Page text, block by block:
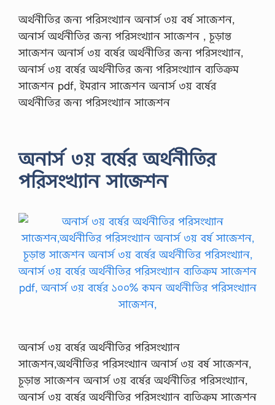
অর্থনীতির জন্য পরিসংখ্যান অনার্স ৩য় বর্ষ সাজেশন,
অনার্স অর্থনীতির জন্য পরিসংখ্যান সাজেশন , চূড়ান্ত
সাজেশন অনার্স ৩য় বর্ষের অর্থনীতির জন্য পরিসংখ্যান,
অনার্স ৩য় বর্ষের অর্থনীতির জন্য পরিসংখ্যান ব্যতিক্রম
সাজেশন pdf, ইমরান সাজেশন অনার্স ৩য় বর্ষের
অর্থনীতির জন্য পরিসংখ্যান সাজেশন
অনার্স ৩য় বর্ষের অর্থনীতির
পরিসংখ্যান সাজেশন
অনার্স ৩য় বর্ষের অর্থনীতির পরিসংখ্যান
সাজেশন,অর্থনীতির পরিসংখ্যান অনার্স ৩য় বর্ষ সাজেশন,
চূড়ান্ত সাজেশন অনার্স ৩য় বর্ষের অর্থনীতির পরিসংখ্যান,
অনার্স ৩য় বর্ষের অর্থনীতির পরিসংখ্যান ব্যতিক্রম সাজেশন